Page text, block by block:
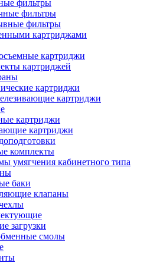
фильтры
фильтры
фильтры
картриджами
картриджи
картриджей
картриджи
картриджи
картриджи
картриджи
комплекты
умягчения кабинетного типа
баки
клапаны
загрузки
смолы